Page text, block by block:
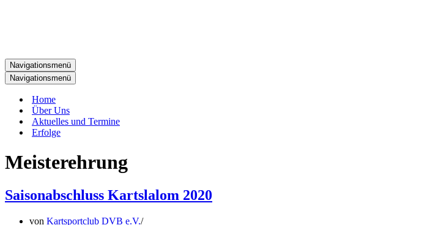
Navigationsmenü
Navigationsmenü
Home
Über Uns
Aktuelles und Termine
Erfolge
Meisterehrung
Saisonabschluss Kartslalom 2020
von Kartsportclub DVB e.V.